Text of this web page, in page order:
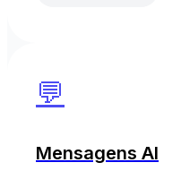
💬
Mensagens AI